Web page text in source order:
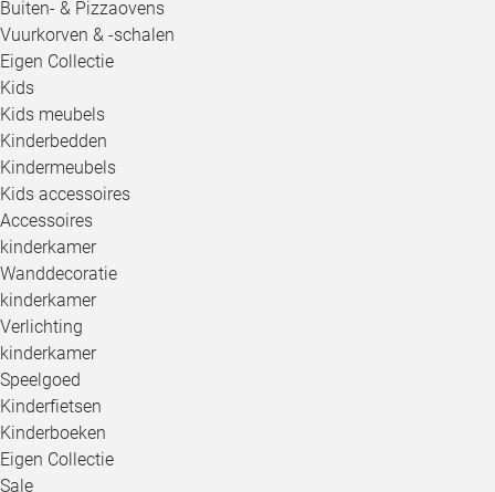
Buiten- & Pizzaovens
Vuurkorven & -schalen
Eigen Collectie
Kids
Kids meubels
Kinderbedden
Kindermeubels
Kids accessoires
Accessoires
kinderkamer
Wanddecoratie
kinderkamer
Verlichting
kinderkamer
Speelgoed
Kinderfietsen
Kinderboeken
Eigen Collectie
Sale